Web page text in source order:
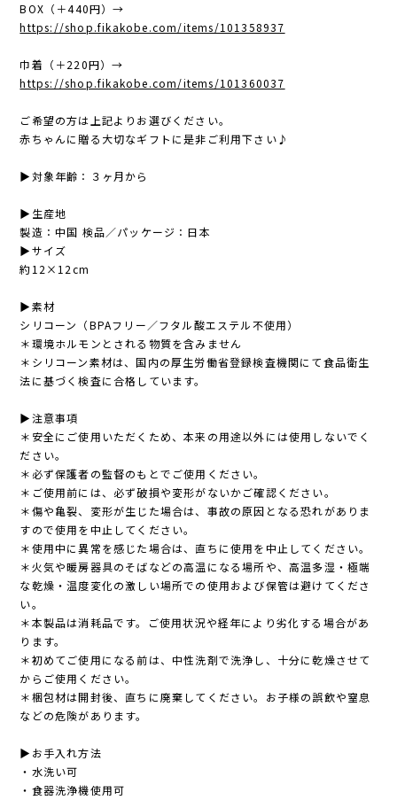
BOX（＋440円）→
https://shop.fikakobe.com/items/101358937
巾着（＋220円）→
https://shop.fikakobe.com/items/101360037
ご希望の方は上記よりお選びください。
赤ちゃんに贈る大切なギフトに是非ご利用下さい♪
▶︎対象年齢：３ヶ月から
▶︎生産地
製造：中国 検品／パッケージ：日本
▶︎サイズ
約12×12cm
▶︎素材
シリコーン（BPAフリー／フタル酸エステル不使用）
＊環境ホルモンとされる物質を含みません
＊シリコーン素材は、国内の厚生労働省登録検査機関にて食品衛生
法に基づく検査に合格しています。
▶︎注意事項
＊安全にご使用いただくため、本来の用途以外には使用しないでく
ださい。
＊必ず保護者の監督のもとでご使用ください。
＊ご使用前には、必ず破損や変形がないかご確認ください。
＊傷や亀裂、変形が生じた場合は、事故の原因となる恐れがありま
すので使用を中止してください。
＊使用中に異常を感じた場合は、直ちに使用を中止してください。
＊火気や暖房器具のそばなどの高温になる場所や、高温多湿・極端
な乾燥・温度変化の激しい場所での使用および保管は避けてくださ
い。
＊本製品は消耗品です。ご使用状況や経年により劣化する場合があ
ります。
＊初めてご使用になる前は、中性洗剤で洗浄し、十分に乾燥させて
からご使用ください。
＊梱包材は開封後、直ちに廃棄してください。お子様の誤飲や窒息
などの危険があります。
▶︎お手入れ方法
・水洗い可
・食器洗浄機使用可